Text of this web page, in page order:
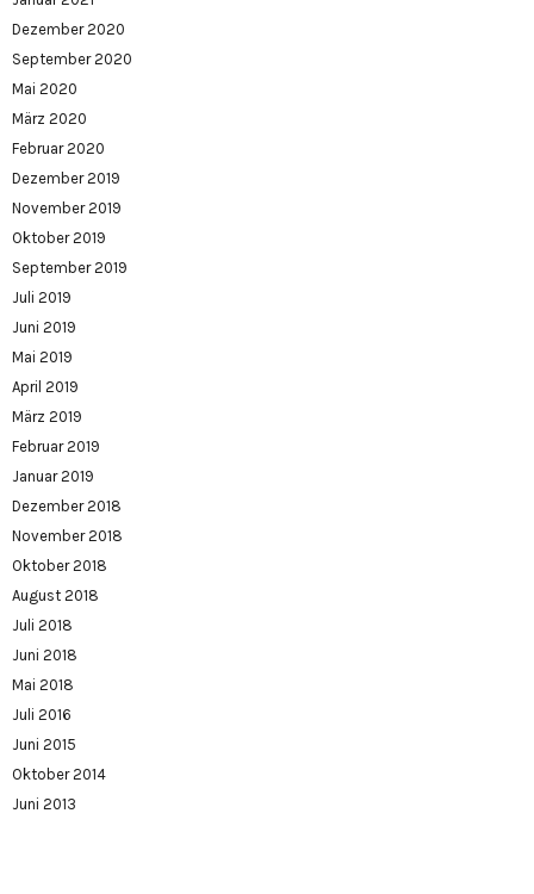
Dezember 2020
September 2020
Mai 2020
März 2020
Februar 2020
Dezember 2019
November 2019
Oktober 2019
September 2019
Juli 2019
Juni 2019
Mai 2019
April 2019
März 2019
Februar 2019
Januar 2019
Dezember 2018
November 2018
Oktober 2018
August 2018
Juli 2018
Juni 2018
Mai 2018
Juli 2016
Juni 2015
Oktober 2014
Juni 2013